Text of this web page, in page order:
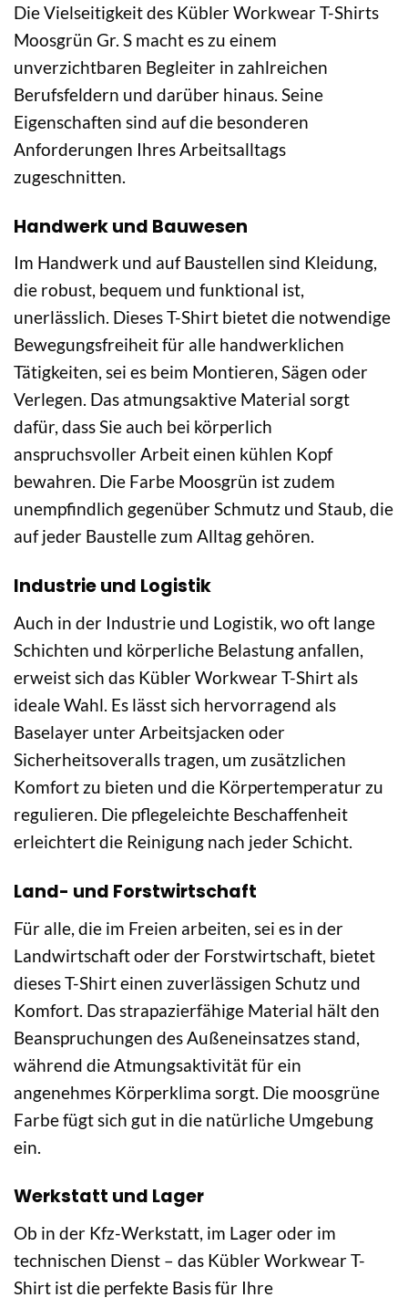
Die Vielseitigkeit des Kübler Workwear T-Shirts
Moosgrün Gr. S macht es zu einem
unverzichtbaren Begleiter in zahlreichen
Berufsfeldern und darüber hinaus. Seine
Eigenschaften sind auf die besonderen
Anforderungen Ihres Arbeitsalltags
zugeschnitten.
Handwerk und Bauwesen
Im Handwerk und auf Baustellen sind Kleidung,
die robust, bequem und funktional ist,
unerlässlich. Dieses T-Shirt bietet die notwendige
Bewegungsfreiheit für alle handwerklichen
Tätigkeiten, sei es beim Montieren, Sägen oder
Verlegen. Das atmungsaktive Material sorgt
dafür, dass Sie auch bei körperlich
anspruchsvoller Arbeit einen kühlen Kopf
bewahren. Die Farbe Moosgrün ist zudem
unempfindlich gegenüber Schmutz und Staub, die
auf jeder Baustelle zum Alltag gehören.
Industrie und Logistik
Auch in der Industrie und Logistik, wo oft lange
Schichten und körperliche Belastung anfallen,
erweist sich das Kübler Workwear T-Shirt als
ideale Wahl. Es lässt sich hervorragend als
Baselayer unter Arbeitsjacken oder
Sicherheitsoveralls tragen, um zusätzlichen
Komfort zu bieten und die Körpertemperatur zu
regulieren. Die pflegeleichte Beschaffenheit
erleichtert die Reinigung nach jeder Schicht.
Land- und Forstwirtschaft
Für alle, die im Freien arbeiten, sei es in der
Landwirtschaft oder der Forstwirtschaft, bietet
dieses T-Shirt einen zuverlässigen Schutz und
Komfort. Das strapazierfähige Material hält den
Beanspruchungen des Außeneinsatzes stand,
während die Atmungsaktivität für ein
angenehmes Körperklima sorgt. Die moosgrüne
Farbe fügt sich gut in die natürliche Umgebung
ein.
Werkstatt und Lager
Ob in der Kfz-Werkstatt, im Lager oder im
technischen Dienst – das Kübler Workwear T-
Shirt ist die perfekte Basis für Ihre